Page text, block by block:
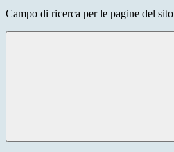
Campo di ricerca per le pagine del sito